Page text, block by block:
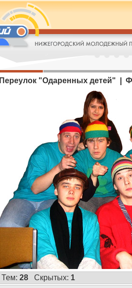
Переулок "Одаренных детей" |
Тем: 28 Скрытых: 1